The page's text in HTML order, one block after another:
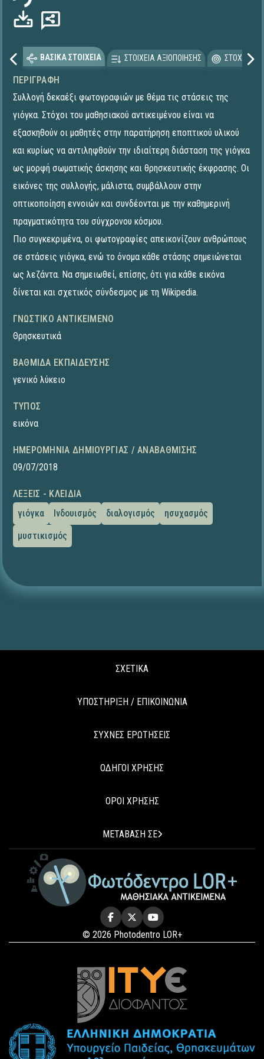
ΒΑΣΙΚΑ ΣΤΟΙΧΕΙΑ ΣΤΟΙΧΕΙΑ ΑΞΙΟΠΟΙΗΣΗΣ
ΠΕΡΙΓΡΑΦΉ
Συλλογή δεκαέξι φωτογραφιών με θέμα τις στάσεις της
γιόγκα. Στόχοι του μαθησιακού αντικειμένου είναι να
εξασκηθούν οι μαθητές στην παρατήρηση εποπτικού υλικού
και κυρίως να αντιληφθούν την ιδιαίτερη διάσταση της γιόγκα
ως μορφή σωματικής άσκησης και θρησκευτικής έκφρασης. Οι
εικόνες της συλλογής, μάλιστα, συμβάλλουν στην
οπτικοποίηση εννοιών και συνδέονται με την καθημερινή
πραγματικότητα του σύγχρονου κόσμου.
Πιο συγκεκριμένα, οι φωτογραφίες απεικονίζουν ανθρώπους
σε στάσεις γιόγκα, ενώ το όνομα κάθε στάσης σημειώνεται
ως λεζάντα. Να σημειωθεί, επίσης, ότι για κάθε εικόνα
δίνεται και σχετικός σύνδεσμος με τη Wikipedia.
ΓΝΩΣΤΙΚΌ ΑΝΤΙΚΕΊΜΕΝΟ
Θρησκευτικά
ΒΑΘΜΊΔΑ ΕΚΠΑΊΔΕΥΣΗΣ
γενικό λύκειο
ΤΎΠΟΣ
εικόνα
ΗΜΕΡΟΜΗΝΊΑ ΔΗΜΙΟΥΡΓΊΑΣ / ΑΝΑΒΆΘΜΙΣΗΣ
09/07/2018
ΛΈΞΕΙΣ - ΚΛΕΙΔΙΆ
γιόγκα
Ινδουισμός διαλογισμός
ησυχασμός
μυστικισμός
ΣΧΕΤΙΚΑ
ΥΠΟΣΤΗΡΙΞΗ / ΕΠΙΚΟΙΝΩΝΙΑ
ΣΥΧΝΕΣ ΕΡΩΤΗΣΕΙΣ
ΟΔΗΓΟΙ ΧΡΗΣΗΣ
ΟΡΟΙ ΧΡΗΣΗΣ
ΜΕΤΑΒΑΣΗ ΣΕ
© 2026 Photodentro LOR+